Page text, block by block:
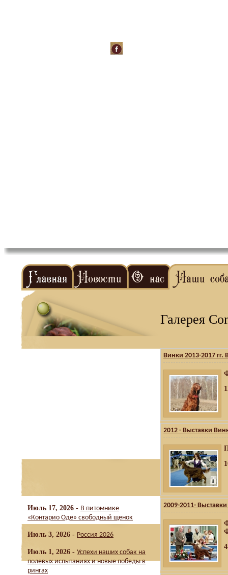
Июль 17, 2026 - В питомнике
«Контарио Оде» свободный щенок
Июль 3, 2026 - Россия 2026
Июль 1, 2026 - Успехи наших собак на
полевых испытаниях и новые победы в
рингах
Галерея
Винки 2013-2017 гг.
2012 - Выставки
2009-2011-